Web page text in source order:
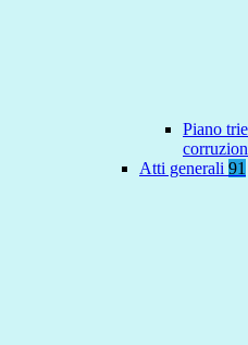
Piano
Atti generali 91